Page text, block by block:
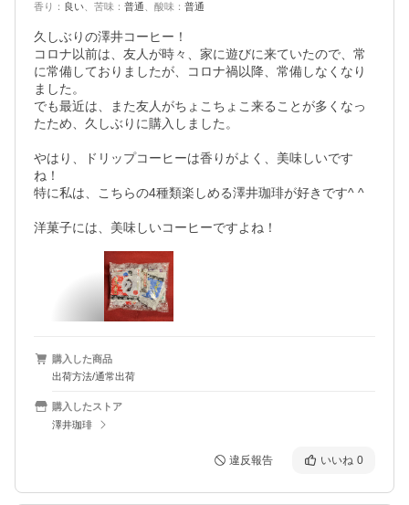
香り ： 良い 苦味 ： 普通 酸味 ： 普通
久しぶりの澤井コーヒー！
コロナ以前は、友人が時々、家に遊びに来ていたので、常
に常備しておりましたが、コロナ禍以降、常備しなくなり
ました。
でも最近は、また友人がちょこちょこ来ることが多くなっ
たため、久しぶりに購入しました。
やはり、ドリップコーヒーは香りがよく、美味しいです
ね！
特に私は、こちらの4種類楽しめる澤井珈琲が好きです^ ^
洋菓子には、美味しいコーヒーですよね！
購入した商品
出荷方法/通常出荷
購入したストア
澤井珈琲
違反報告 いいね 0